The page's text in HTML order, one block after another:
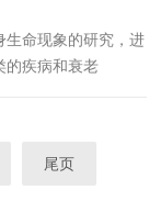
生命现象的研究，进
的疾病和衰老
尾页